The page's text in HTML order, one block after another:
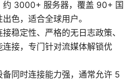
约 3000+ 服务器，覆盖 90+ 国
色，适合全球用户。
稳定性、严格的无日志政策、
连接，专门针对流媒体解锁优
备同时连接能力强，通常允许 5